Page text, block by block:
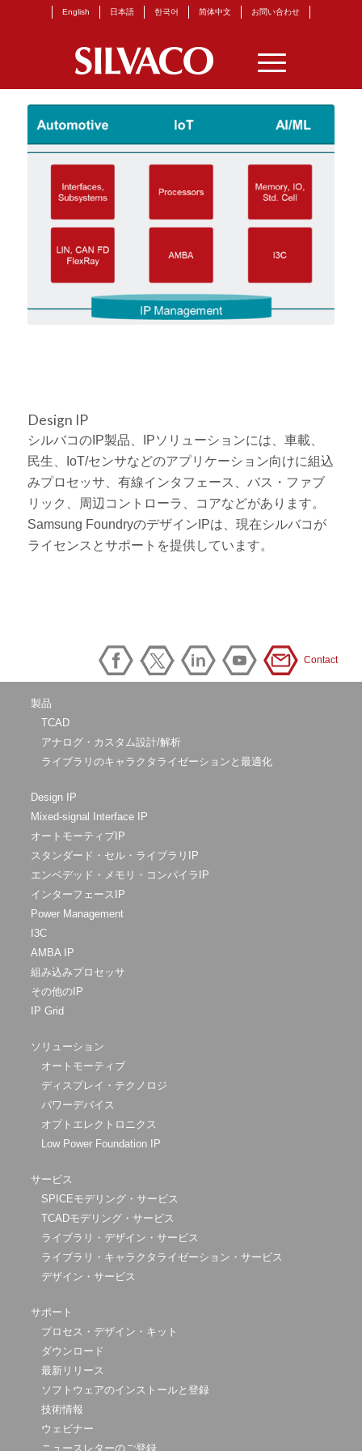
English 日本語 한국어 简体中文 お問い合わせ
固定ページ
Design IP
シルバコのIP製品、IPソリューションには、車載、
民生、IoT/センサなどのアプリケーション向けに組込
みプロセッサ、有線インタフェース、バス・ファブ
リック、周辺コントローラ、コアなどがあります。
Samsung FoundryのデザインIPは、現在シルバコが
ライセンスとサポートを提供しています。
Contact
製品
TCAD
アナログ・カスタム設計/解析
ライブラリのキャラクタライゼーションと最適化
Design IP
Mixed-signal Interface IP
オートモーティブIP
スタンダード・セル・ライブラリIP
エンベデッド・メモリ・コンパイラIP
インターフェースIP
Power Management
I3C
AMBA IP
組み込みプロセッサ
その他のIP
IP Grid
ソリューション
オートモーティブ
ディスプレイ・テクノロジ
パワーデバイス
オプトエレクトロニクス
Low Power Foundation IP
サービス
SPICEモデリング・サービス
TCADモデリング・サービス
ライブラリ・デザイン・サービス
ライブラリ・キャラクタライゼーション・サービス
デザイン・サービス
サポート
プロセス・デザイン・キット
ダウンロード
最新リリース
ソフトウェアのインストールと登録
技術情報
ウェビナー
ニュースレターのご登録